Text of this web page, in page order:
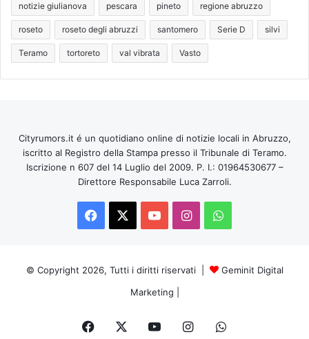
notizie giulianova pescara pineto regione abruzzo
roseto roseto degli abruzzi santomero Serie D silvi
Teramo tortoreto val vibrata Vasto
Cityrumors.it é un quotidiano online di notizie locali in Abruzzo,
iscritto al Registro della Stampa presso il Tribunale di Teramo.
Iscrizione n 607 del 14 Luglio del 2009. P. I.: 01964530677 –
Direttore Responsabile Luca Zarroli.
Facebook
You InstagramWhatsApp
© Copyright 2026, Tutti i diritti riservati |
Geminit Digital
Marketing
Facebook InstagramWhatsApp